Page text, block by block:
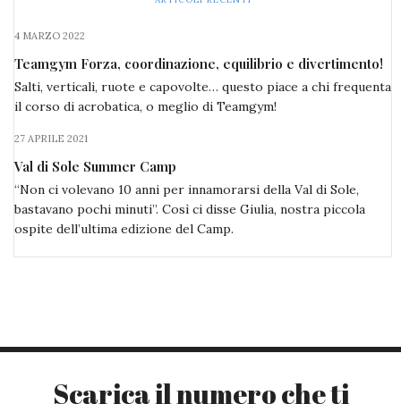
4 MARZO 2022
Teamgym Forza, coordinazione, equilibrio e divertimento!
Salti, verticali, ruote e capovolte… questo piace a chi frequenta
il corso di acrobatica, o meglio di Teamgym!
27 APRILE 2021
Val di Sole Summer Camp
“Non ci volevano 10 anni per innamorarsi della Val di Sole,
bastavano pochi minuti”. Così ci disse Giulia, nostra piccola
ospite dell’ultima edizione del Camp.
Scarica il numero che ti